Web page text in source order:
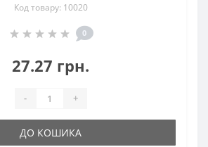
Код товару: 10020
0
27.27 грн.
- +
ДО КОШИКА